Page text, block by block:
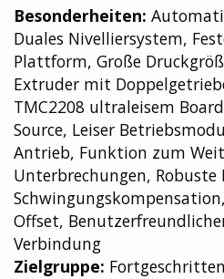
Besonderheiten:
Duales Nivelliersystem,
Plattform, Große
Extruder mit
TMC2208 ultraleisem
Source, Leiser
Antrieb, Funktion zum
Unterbrechungen,
Offset,
Verbindung
Zielgruppe: